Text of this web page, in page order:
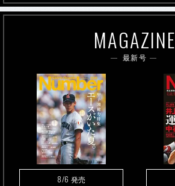
MAGAZINE
最新号
8/6 発売